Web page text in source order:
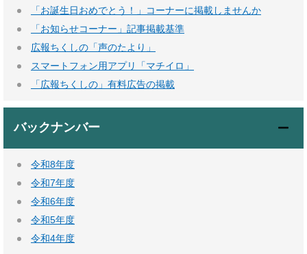
「お誕生日おめでとう！」コーナーに掲載しませんか
「お知らせコーナー」記事掲載基準
広報ちくしの「声のたより」
スマートフォン用アプリ「マチイロ」
「広報ちくしの」有料広告の掲載
バックナンバー
令和8年度
令和7年度
令和6年度
令和5年度
令和4年度